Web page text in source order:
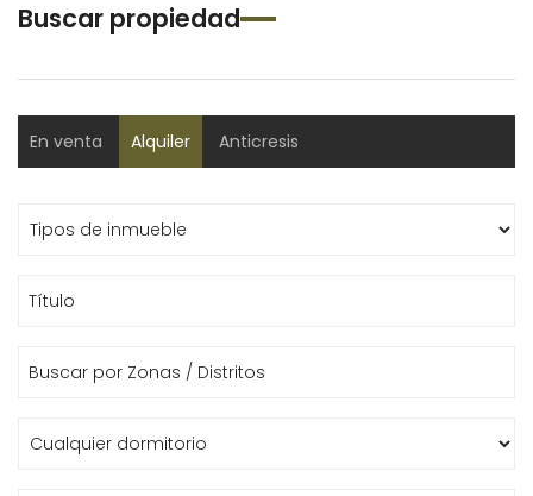
Buscar propiedad
En venta Alquiler Anticresis